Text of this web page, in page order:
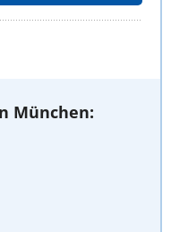
München: